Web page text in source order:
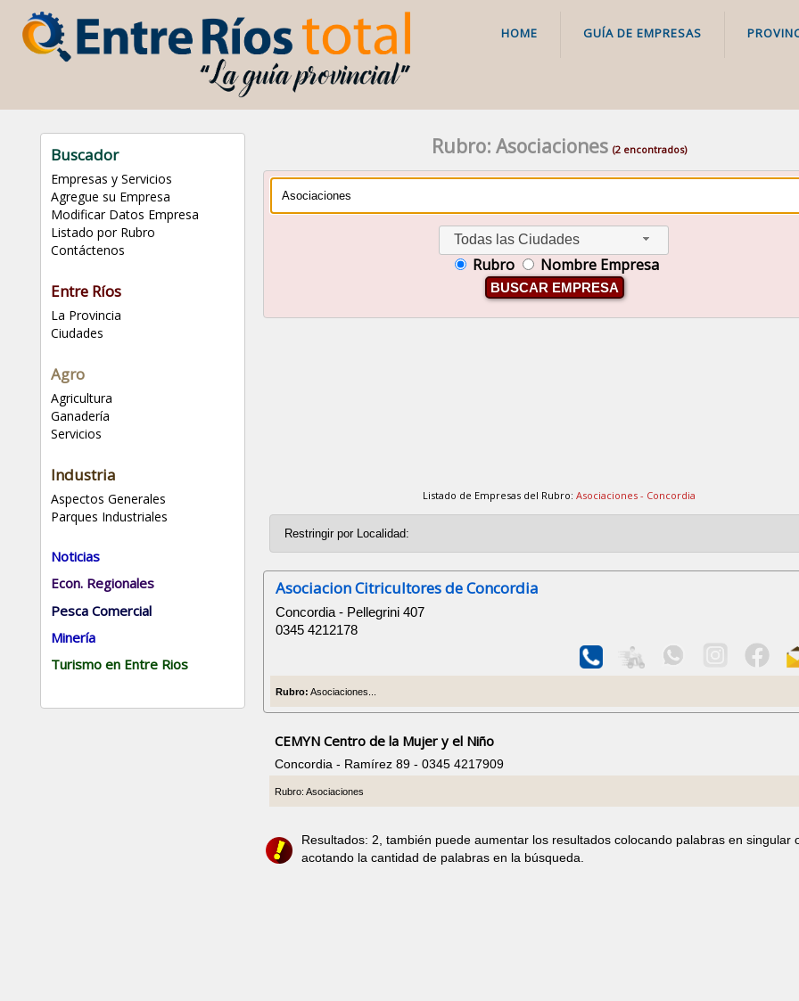
HOME GUÍA DE EMPRESAS
Buscador
Empresas y Servicios
Agregue su Empresa
Modificar Datos Empresa
Listado por Rubro
Contáctenos
Entre Ríos
La Provincia
Ciudades
Agro
Agricultura
Ganadería
Servicios
Industria
Aspectos Generales
Parques Industriales
Noticias
Econ. Regionales
Pesca Comercial
Minería
Turismo en Entre Rios
Rubro: Asociaciones(2 encontrados)
Todas las Ciudades
Rubro Nombre Empresa
BUSCAR EMPRESA
Listado de Empresas del Rubro:Asociaciones - Concordia
Asociacion Citricultores de Concordia
Concordia - Pellegrini 407
0345 4212178
Rubro: Asociaciones...
CEMYN Centro de la Mujer y el Niño
Concordia - Ramírez 89 - 0345 4217909
Rubro: Asociaciones
Resultados: 2, también puede aumentar los resultados colocando palabras en singular
acotando la cantidad de palabras en la búsqueda.